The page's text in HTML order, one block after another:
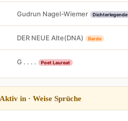
Gudrun Nagel-Wiemer Dichterlegende
DER NEUE Alte(DNA) Barde
G . . . . Poet Laureat
Aktiv in · Weise Sprüche